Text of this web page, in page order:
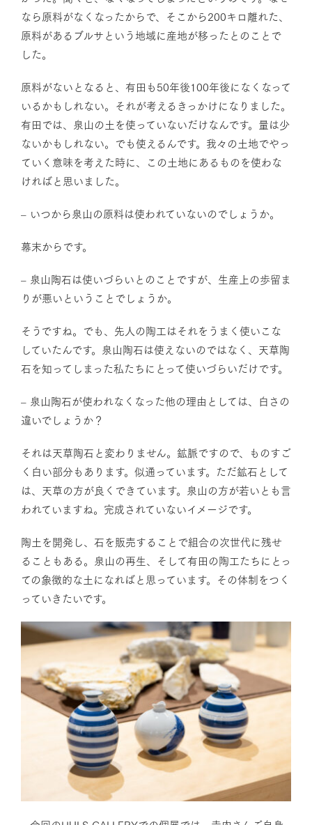
なら原料がなくなったからで、そこから200キロ離れた、
原料があるブルサという地域に産地が移ったとのことで
した。
原料がないとなると、有田も50年後100年後になくなって
いるかもしれない。それが考えるきっかけになりました。
有田では、泉山の土を使っていないだけなんです。量は少
ないかもしれない。でも使えるんです。我々の土地でやっ
ていく意味を考えた時に、この土地にあるものを使わな
ければと思いました。
– いつから泉山の原料は使われていないのでしょうか。
幕末からです。
– 泉山陶石は使いづらいとのことですが、生産上の歩留ま
りが悪いということでしょうか。
そうですね。でも、先人の陶工はそれをうまく使いこな
していたんです。泉山陶石は使えないのではなく、天草陶
石を知ってしまった私たちにとって使いづらいだけです。
– 泉山陶石が使われなくなった他の理由としては、白さの
違いでしょうか？
それは天草陶石と変わりません。鉱脈ですので、ものすご
く白い部分もあります。似通っています。ただ鉱石として
は、天草の方が良くできています。泉山の方が若いとも言
われていますね。完成されていないイメージです。
陶土を開発し、石を販売することで組合の次世代に残せ
ることもある。泉山の再生、そして有田の陶工たちにとっ
ての象徴的な土になればと思っています。その体制をつく
っていきたいです。